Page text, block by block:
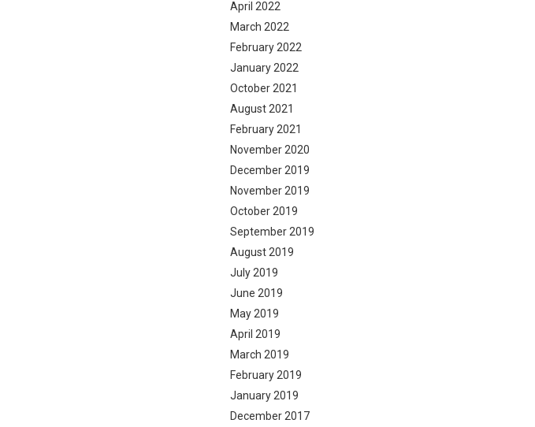
April 2022
March 2022
February 2022
January 2022
October 2021
August 2021
February 2021
November 2020
December 2019
November 2019
October 2019
September 2019
August 2019
July 2019
June 2019
May 2019
April 2019
March 2019
February 2019
January 2019
December 2017